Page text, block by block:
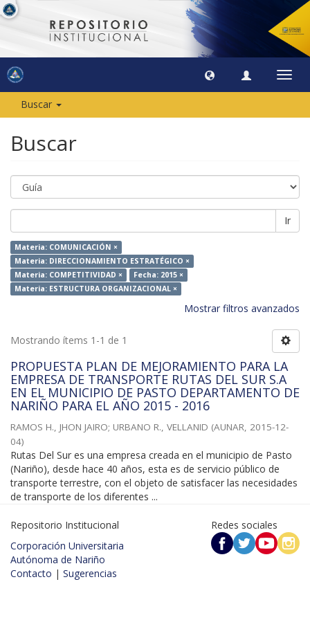
Buscar
Buscar
Ir
Materia: COMUNICACIÓN ×
Materia: DIRECCIONAMIENTO ESTRATÉGICO ×
Materia: COMPETITIVIDAD ×
Fecha: 2015 ×
Materia: ESTRUCTURA ORGANIZACIONAL ×
Mostrar filtros avanzados
Mostrando ítems 1-1 de 1
PROPUESTA PLAN DE MEJORAMIENTO PARA LA
EMPRESA DE TRANSPORTE RUTAS DEL SUR S.A
EN EL MUNICIPIO DE PASTO DEPARTAMENTO DE
NARIÑO PARA EL AÑO 2015 - 2016
RAMOS H., JHON JAIRO; URBANO R., VELLANID (AUNAR, 2015-12-
04)
Rutas Del Sur es una empresa creada en el municipio de Pasto
(Nariño), desde hace 40 años, esta es de servicio público de
transporte terrestre, con el objeto de satisfacer las necesidades
de transporte de los diferentes ...
Repositorio Institucional
Corporación Universitaria
Autónoma de Nariño
Contacto | Sugerencias
Redes sociales